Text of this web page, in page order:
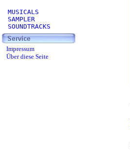
MUSICALS
SAMPLER
SOUNDTRACKS
Impressum
Über diese Seite